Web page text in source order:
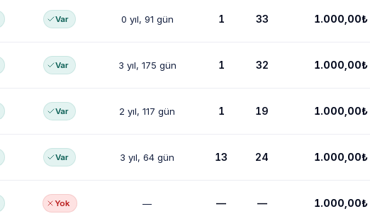
Var 0 yıl, 91 gün 1 33 1.000,00₺
Var 3 yıl, 175 gün 1 32 1.000,00₺
Var 2 yıl, 117 gün 1 19 1.000,00₺
Var 3 yıl, 64 gün 13 24 1.000,00₺
Yok — — — 1.000,00₺